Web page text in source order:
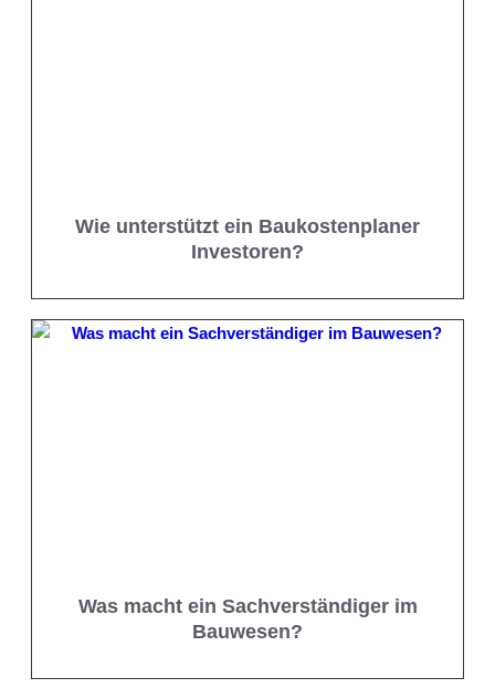
Wie unterstützt ein Baukostenplaner
Investoren?
Was macht ein Sachverständiger im
Bauwesen?